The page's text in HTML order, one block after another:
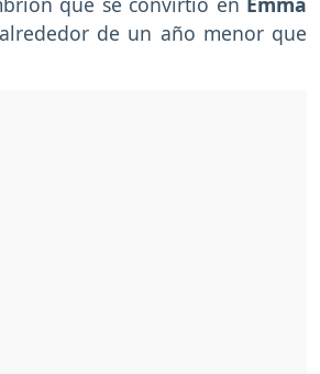
de un año menor que